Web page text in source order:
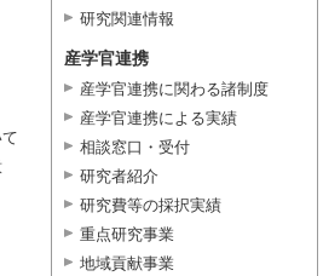
研究関連情報
産学官連携
産学官連携に関わる諸制度
産学官連携による実績
相談窓口・受付
研究者紹介
研究費等の採択実績
重点研究事業
地域貢献事業